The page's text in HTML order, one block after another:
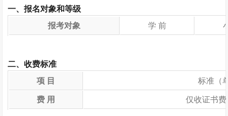
一、报名对象和等级
报考对象
学 前
二、收费标准
项 目
标准（
费 用 仅收证书